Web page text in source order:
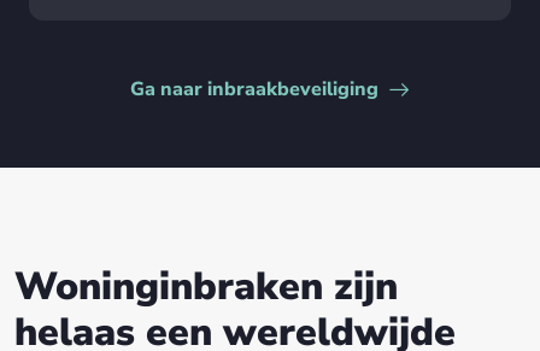
Ga naar inbraakbeveiliging
Woninginbraken zijn
helaas een wereldwijde